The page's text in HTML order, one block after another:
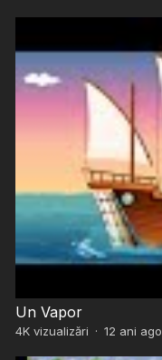
Un Vapor
4Kvizualizări · 12 ani ago